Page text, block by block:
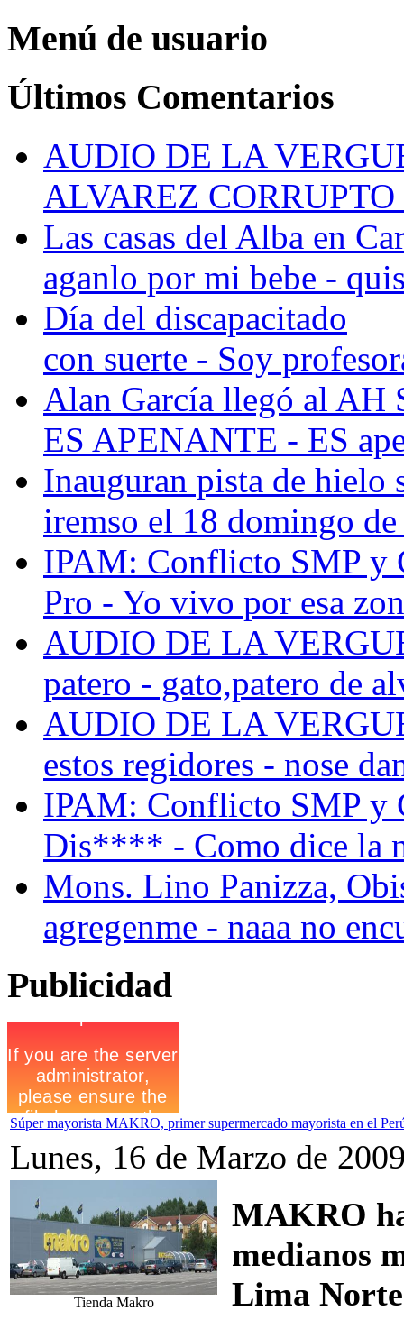
Menú de usuario
Últimos Comentarios
AUDIO DE LA
ALVAREZ
Las casas del Alba en
aganlo por mi bebe -
Día del discapacitado
con suerte - Soy
Alan García llegó al AH
ES APENANTE - ES
Inauguran pista de hielo
iremso el 18 domingo
IPAM: Conflicto SMP y
Pro - Yo vivo por esa
AUDIO DE LA
patero - gato,patero de
AUDIO DE LA
estos regidores - nose
IPAM: Conflicto SMP y
Dis**** - Como dice la
Mons. Lino Panizza,
agregenme - naaa no
Publicidad
Súper mayorista MAKRO, primer supermercado mayorista en el
Lunes, 16 de Marzo de
Tienda Makro
MAKRO
medianos
Lima